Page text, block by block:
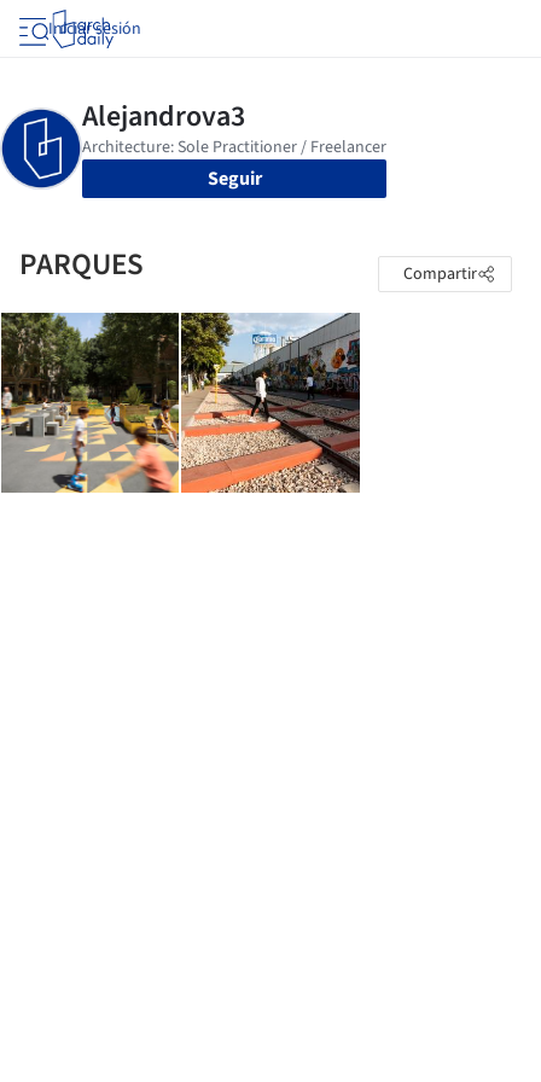
Iniciar sesión
Seguir
PARQUES Compartir